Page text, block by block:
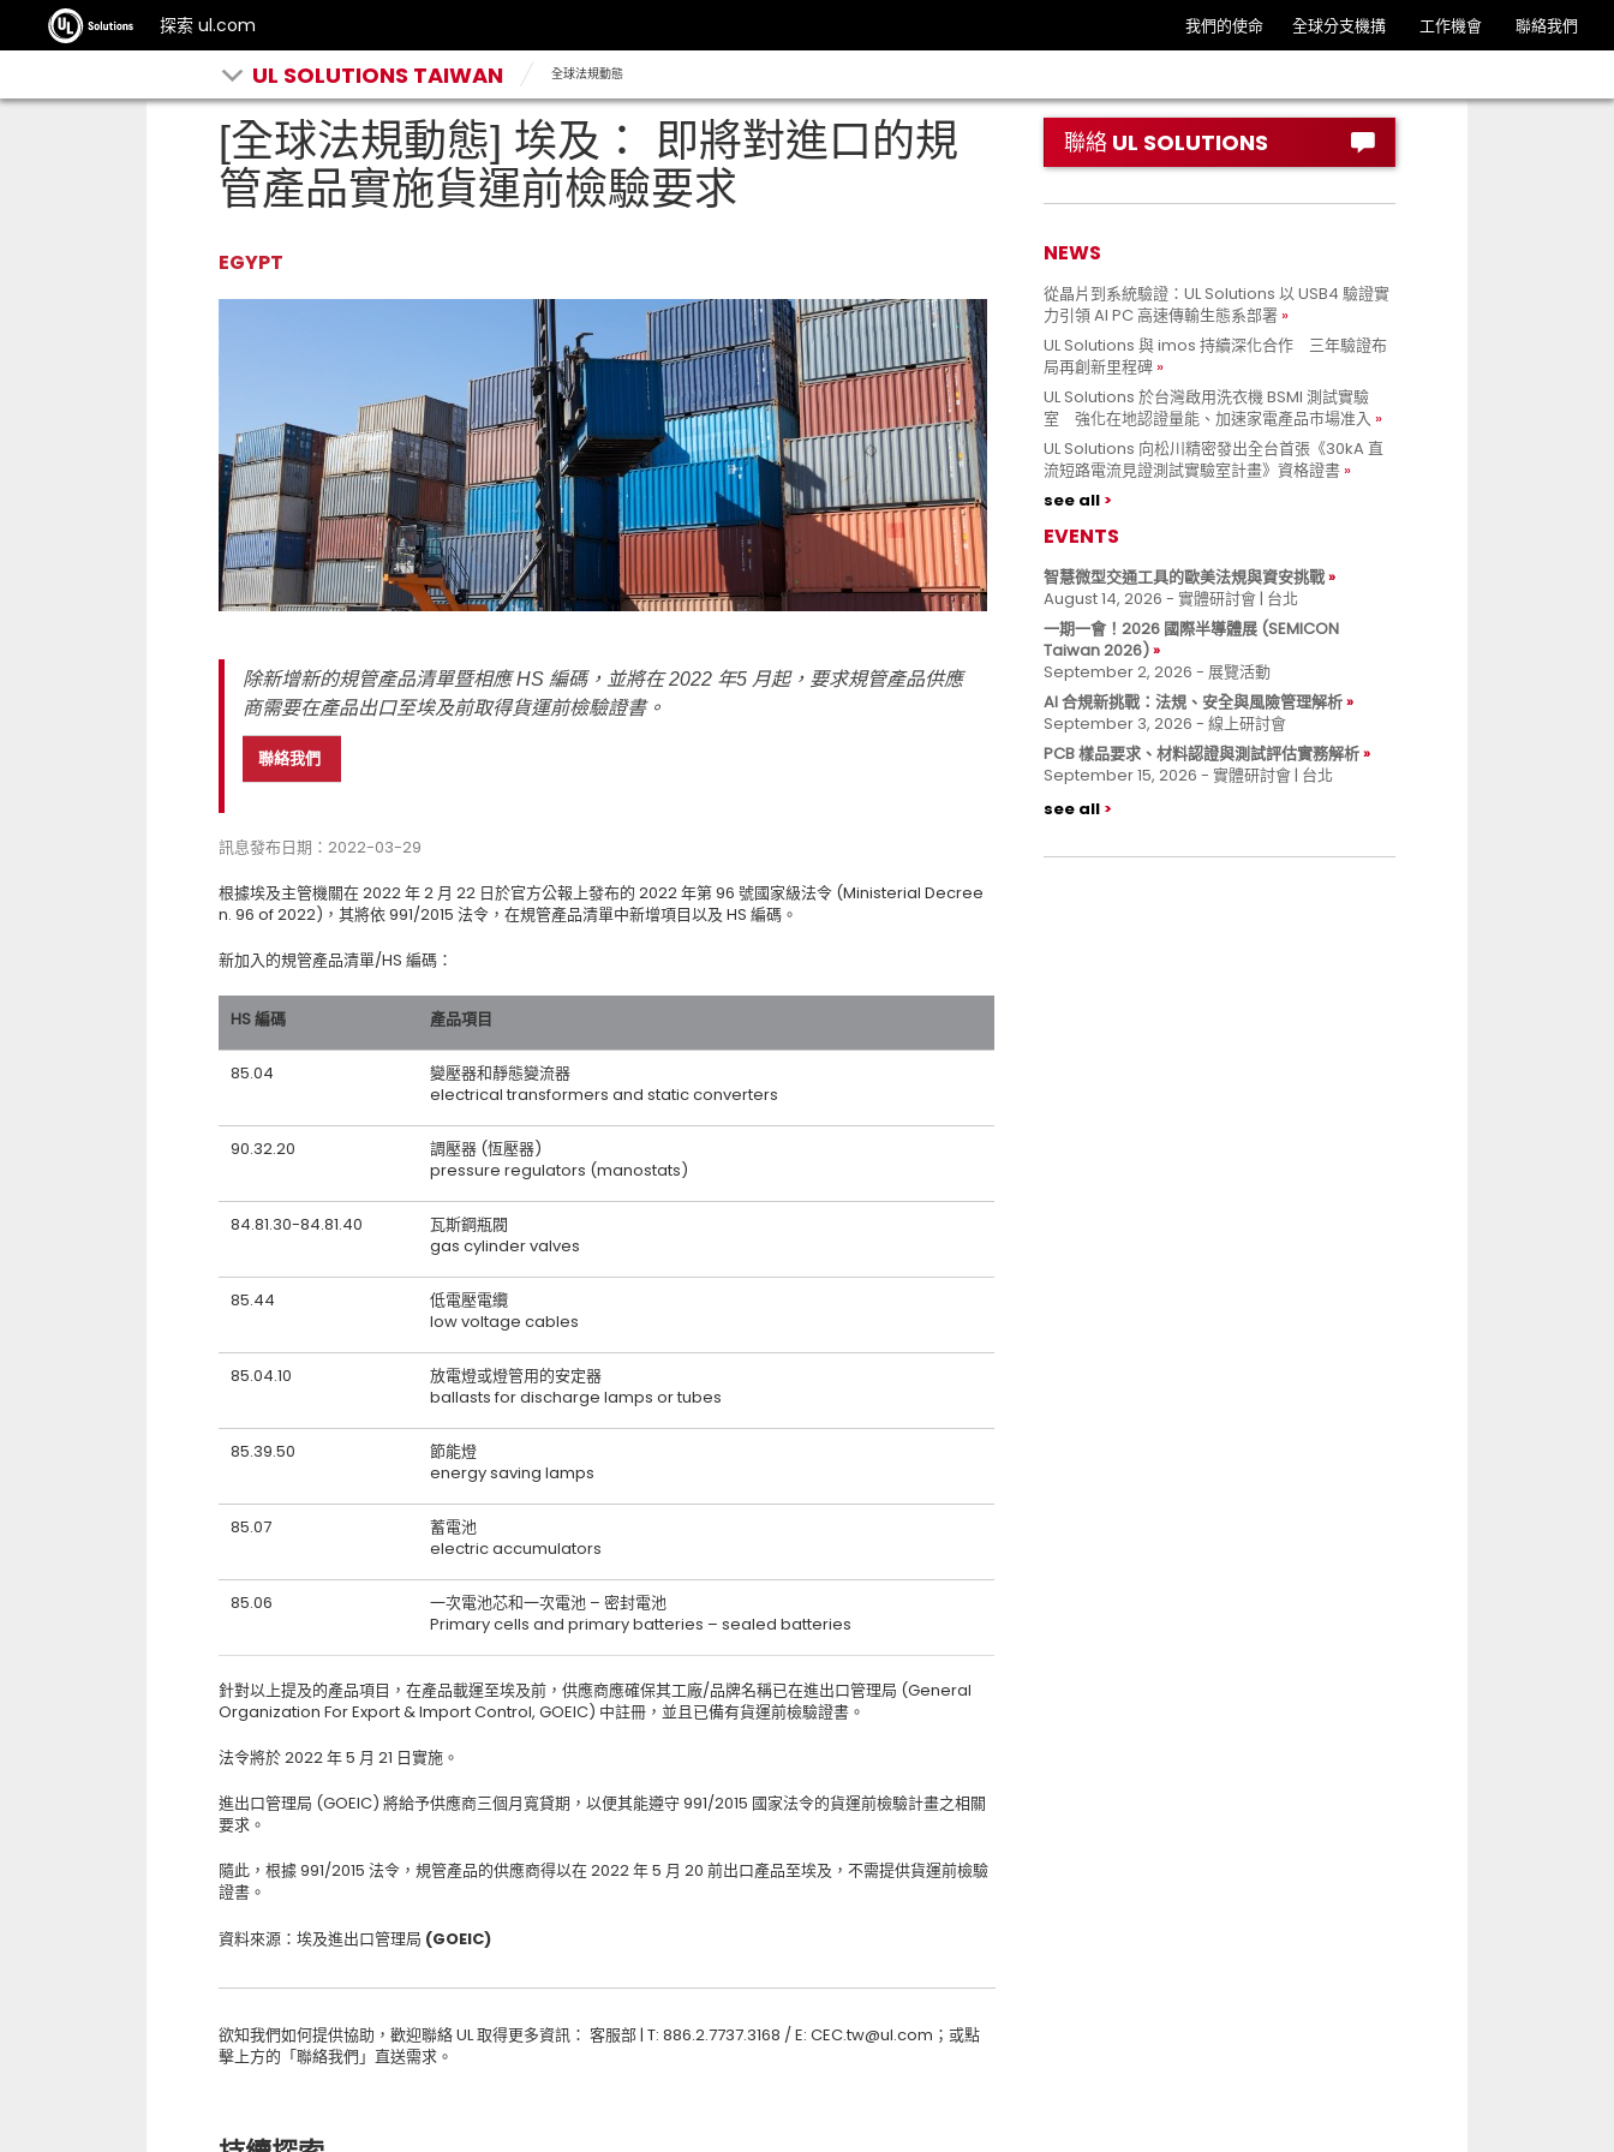
探索 ul.com 我們的使命 全球分支機搆 工作機會 聯絡我們
UL SOLUTIONS TAIWAN 全球法規動態
[全球法規動態] 埃及： 即將對進口的規
管產品實施貨運前檢驗要求
EGYPT
除新增新的規管產品清單暨相應 HS 編碼，並將在 2022 年5 月起，要求規管產品供應
商需要在產品出口至埃及前取得貨運前檢驗證書。
聯絡我們
訊息發布日期：2022-03-29
根據埃及主管機關在 2022 年 2 月 22 日於官方公報上發布的 2022 年第 96 號國家級法令 (Ministerial Decree
n. 96 of 2022)，其將依 991/2015 法令，在規管產品清單中新增項目以及 HS 編碼。
新加入的規管產品清單/HS 編碼：
HS 編碼 產品項目
85.04
變壓器和靜態變流器
electrical transformers and static converters
90.32.20
調壓器 (恆壓器)
pressure regulators (manostats)
84.81.30-84.81.40
瓦斯鋼瓶閥
gas cylinder valves
85.44
低電壓電纜
low voltage cables
85.04.10
放電燈或燈管用的安定器
ballasts for discharge lamps or tubes
85.39.50
節能燈
energy saving lamps
85.07
蓄電池
electric accumulators
85.06
一次電池芯和一次電池 – 密封電池
Primary cells and primary batteries – sealed batteries
針對以上提及的產品項目，在產品載運至埃及前，供應商應確保其工廠/品牌名稱已在進出口管理局 (General
Organization For Export & Import Control, GOEIC) 中註冊，並且已備有貨運前檢驗證書。
法令將於 2022 年 5 月 21 日實施。
進出口管理局 (GOEIC) 將給予供應商三個月寬貸期，以便其能遵守 991/2015 國家法令的貨運前檢驗計畫之相關
要求。
隨此，根據 991/2015 法令，規管產品的供應商得以在 2022 年 5 月 20 前出口產品至埃及，不需提供貨運前檢驗
證書。
資料來源：埃及進出口管理局 (GOEIC)
欲知我們如何提供協助，歡迎聯絡 UL 取得更多資訊： 客服部 | T: 886.2.7737.3168 / E: CEC.tw@ul.com；或點
擊上方的「聯絡我們」直送需求。
聯絡 UL SOLUTIONS
NEWS
從晶片到系統驗證：UL Solutions 以 USB4 驗證實
力引領 AI PC 高速傳輸生態系部署
UL Solutions 與 imos 持續深化合作 三年驗證布
局再創新里程碑
UL Solutions 於台灣啟用洗衣機 BSMI 測試實驗
室 強化在地認證量能、加速家電產品市場准入
UL Solutions 向松川精密發出全台首張《30kA 直
流短路電流見證測試實驗室計畫》資格證書
see all
EVENTS
智慧微型交通工具的歐美法規與資安挑戰
August 14, 2026 - 實體研討會 | 台北
一期一會！2026 國際半導體展 (SEMICON
Taiwan 2026)
September 2, 2026 - 展覽活動
AI 合規新挑戰：法規、安全與風險管理解析
September 3, 2026 - 線上研討會
PCB 樣品要求、材料認證與測試評估實務解析
September 15, 2026 - 實體研討會 | 台北
see all